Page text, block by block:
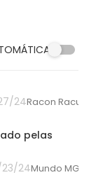
00:00
24Racon Racuni
pelas
23/24Mundo